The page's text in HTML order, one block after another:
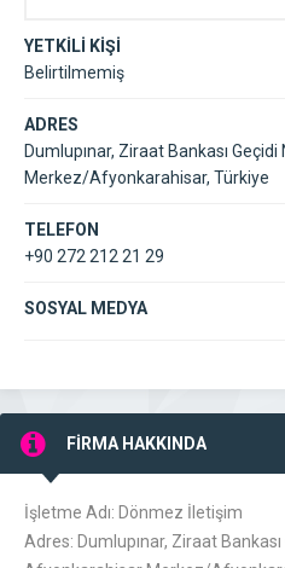
YETKİLİ KİŞİ
Belirtilmemiş
ADRES
Dumlupınar, Ziraat Bankası
Merkez/Afyonkarahisar, Türkiye
TELEFON
+90 272 212 21 29
SOSYAL MEDYA
FİRMA HAKKINDA
İşletme Adı: Dönmez İletişim
Adres: Dumlupınar, Ziraat